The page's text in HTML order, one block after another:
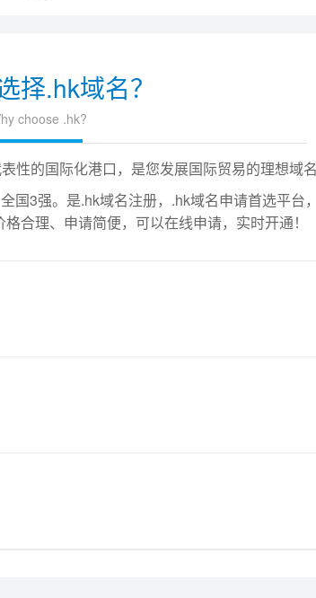
择.hk域名？
choose .hk?
性的国际化港口，是您发展国际贸易的理想域名
国3强。是.hk域名注册，.hk域名申请首选平台
合理、申请简便，可以在线申请，实时开通！